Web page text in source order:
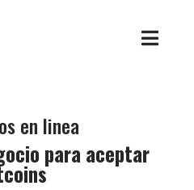
en linea
para aceptar